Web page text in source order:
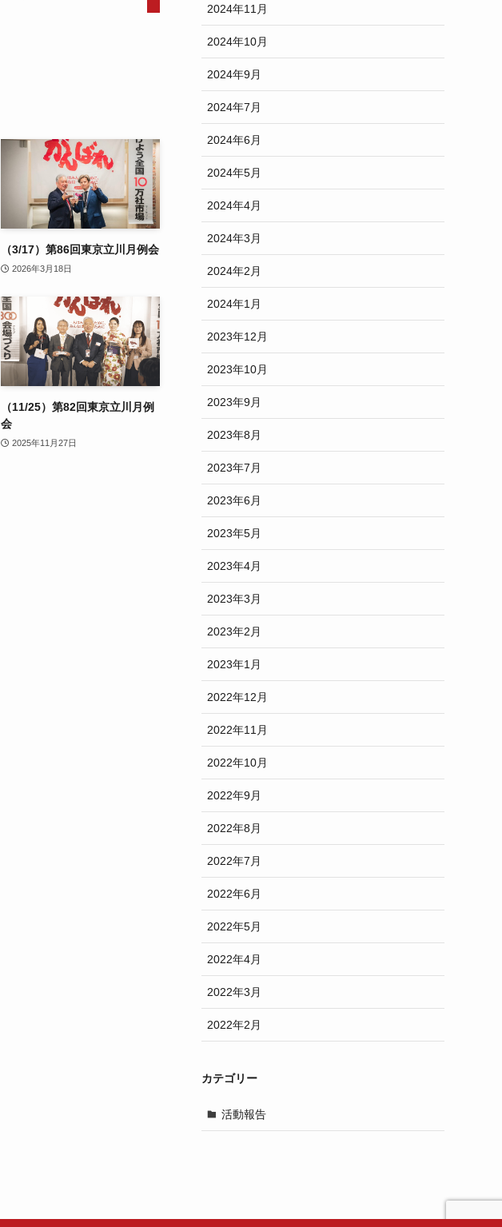
（3/17）第86回東京立川月例会
2026年3月18日
（11/25）第82回東京立川月例
会
2025年11月27日
2024年11月
2024年10月
2024年9月
2024年7月
2024年6月
2024年5月
2024年4月
2024年3月
2024年2月
2024年1月
2023年12月
2023年10月
2023年9月
2023年8月
2023年7月
2023年6月
2023年5月
2023年4月
2023年3月
2023年2月
2023年1月
2022年12月
2022年11月
2022年10月
2022年9月
2022年8月
2022年7月
2022年6月
2022年5月
2022年4月
2022年3月
2022年2月
カテゴリー
活動報告